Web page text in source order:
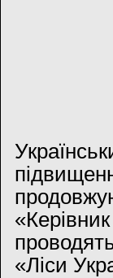
«Ліси